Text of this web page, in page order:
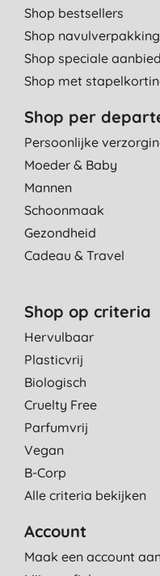
Shop bestsellers
Shop
Shop speciale
Shop met
Shop per
Persoonlijke
Moeder & Baby
Mannen
Schoonmaak
Gezondheid
Cadeau & Travel
Shop op criteria
Hervulbaar
Plasticvrij
Biologisch
Cruelty Free
Parfumvrij
Vegan
B-Corp
Alle criteria bekijken
Account
Maak een account